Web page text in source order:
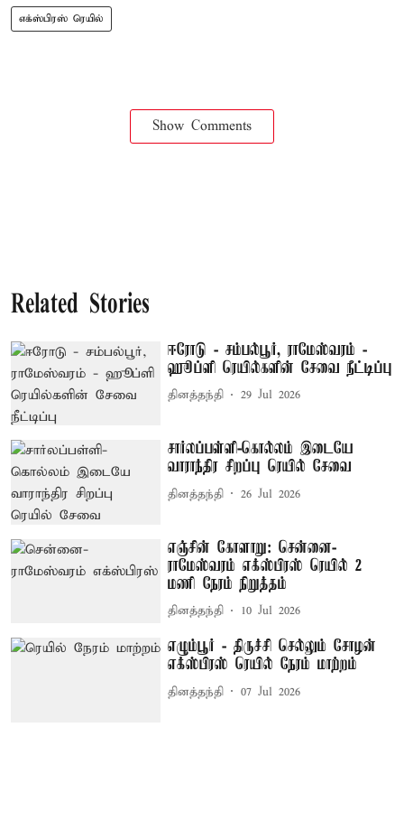
எக்ஸ்பிரஸ் ரெயில்
Show Comments
Related Stories
ஈரோடு - சம்பல்பூர், ராமேஸ்வரம் -
ஹூப்ளி ரெயில்களின் சேவை நீட்டிப்பு
தினத்தந்தி 29 Jul 2026
சார்லப்பள்ளி-கொல்லம் இடையே
வாராந்திர சிறப்பு ரெயில் சேவை
தினத்தந்தி 26 Jul 2026
எஞ்சின் கோளாறு: சென்னை-
ராமேஸ்வரம் எக்ஸ்பிரஸ் ரெயில் 2
மணி நேரம் நிறுத்தம்
தினத்தந்தி 10 Jul 2026
எழும்பூர் - திருச்சி செல்லும் சோழன்
எக்ஸ்பிரஸ் ரெயில் நேரம் மாற்றம்
தினத்தந்தி 07 Jul 2026